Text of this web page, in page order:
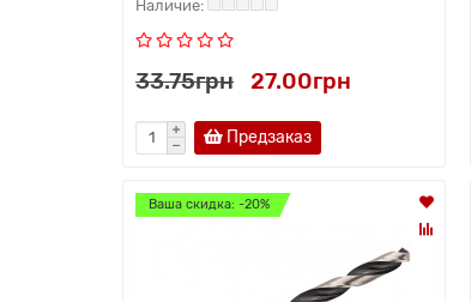
33.75грн 27.00грн
Предзаказ
Ваша скидка: -20%